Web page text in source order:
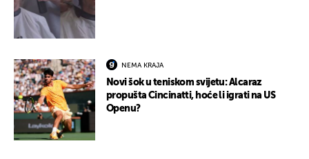
NEMA KRAJA
Novi šok u teniskom svijetu: Alcaraz
propušta Cincinatti, hoće li igrati na US
Openu?